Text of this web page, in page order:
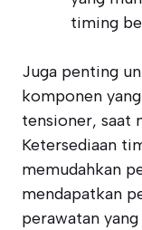
timing
Juga penting
komponen
tensioner, saat
Ketersediaan
memudahkan
mendapatkan
perawatan